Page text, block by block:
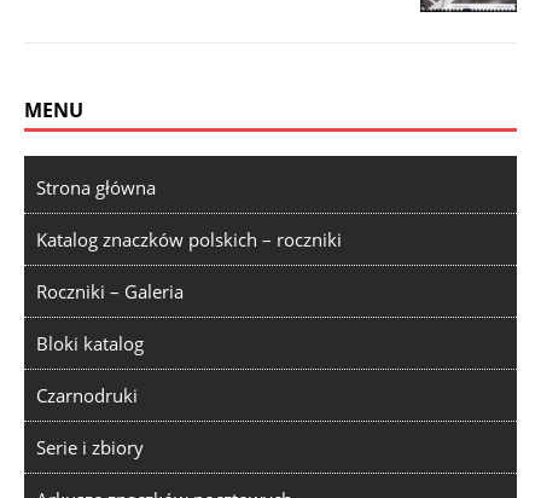
MENU
Strona główna
Katalog znaczków polskich – roczniki
Roczniki – Galeria
Bloki katalog
Czarnodruki
Serie i zbiory